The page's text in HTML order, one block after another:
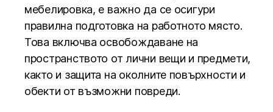
мебелировка, е важно да се осигури
правилна подготовка на работното място.
Това включва освобождаване на
пространството от лични вещи и предмети,
както и защита на околните повърхности и
обекти от възможни повреди.